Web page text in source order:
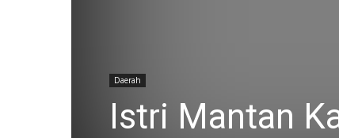
Daerah
Istri Mantan